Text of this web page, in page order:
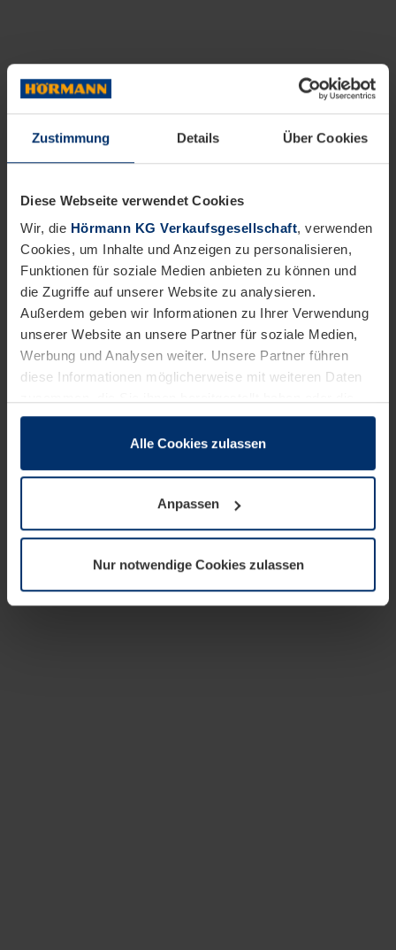
Zustimmung Details Über Cookies
Diese Webseite verwendet Cookies
Wir, die Hörmann KG Verkaufsgesellschaft, verwenden
Cookies, um Inhalte und Anzeigen zu personalisieren,
Funktionen für soziale Medien anbieten zu können und
die Zugriffe auf unserer Website zu analysieren.
Außerdem geben wir Informationen zu Ihrer Verwendung
unserer Website an unsere Partner für soziale Medien,
Werbung und Analysen weiter. Unsere Partner führen
diese Informationen möglicherweise mit weiteren Daten
sie im Rahmen Ihrer Nutzung der Dienste gesammelt
wenn diese für den Betrieb dieser Seite unbedingt
notwendig sind. Für alle anderen Cookie-Typen benötigen
wir Ihre Erlaubnis. Ihre Einwilligung können Sie jederzeit
Datenschutzerklärungunserer Website ändern oder
widerrufen.
Alle Cookies zulassen
Anpassen
Nur notwendige Cookies zulassen